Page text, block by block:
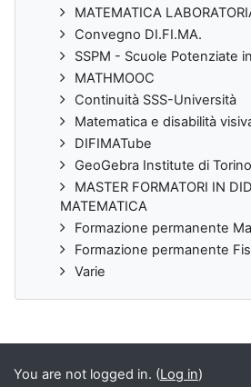
MATEMATICA
Convegno DI.FI.MA.
SSPM - Scuole Potenziate
MATHMOOC
Continuità SSS-Università
Matematica e disabilità
DIFIMATube
GeoGebra Institute di Torino
MASTER FORMATORI IN
MATEMATICA
Formazione permanente
Formazione permanente
Varie
You are not logged in. (Log in)